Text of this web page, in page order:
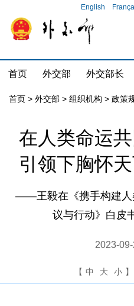
English
首页 外交部 外交部长
首页 > 外交部 > 组织机构 > 政策
在人类命运
引领下胸怀
——王毅在《携手构建人
议与行动》白皮
2023-
【 中 大 小 】